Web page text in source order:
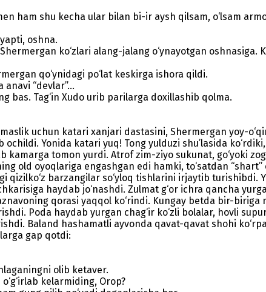
ham shu kecha ular bilan bi-ir aysh qilsam, o‘lsam
oshna.
ko‘zlari alang-jalang o‘ynayotgan
qo‘ynidagi po‘lat keskirga ishora qildi.
“devlar”...
bas. Tag‘in Xudo urib parilarga doxillashib qolma.
uchun katari xanjari dastasini, Shermergan yoy-
Yonida katari yuq! Tong yulduzi shu’lasida
tomon yurdi. Atrof zim-ziyo sukunat, go‘yoki
old oyoqlariga engashgan edi hamki, to‘satdan
qizilko‘z barzangilar so‘yloq tishlarini irjaytib
haydab jo‘nashdi. Zulmat g‘or ichra qancha
qorasi yaqqol ko‘rindi. Kungay betda bir-
Poda haydab yurgan chag‘ir ko‘zli bolalar, hovli
Baland hashamatli ayvonda qavat-qavat shohi
gap qotdi:
olib ketaver.
kelarmiding, Orop?